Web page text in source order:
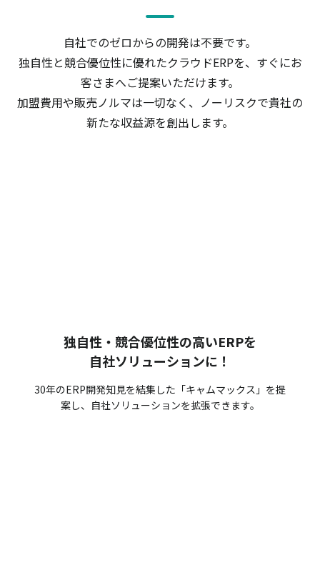
自社でのゼロからの開発は不要です。
独自性と競合優位性に優れたクラウドERPを、すぐにお
客さまへご提案いただけます。
加盟費用や販売ノルマは一切なく、ノーリスクで貴社の
新たな収益源を創出します。
独自性・競合優位性の高いERPを
自社ソリューションに！
30年のERP開発知見を結集した「キャムマックス」を提
案し、自社ソリューションを拡張できます。